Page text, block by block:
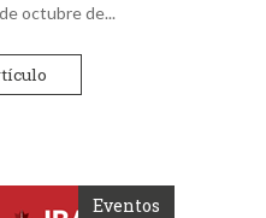
octubre de...
Eventos